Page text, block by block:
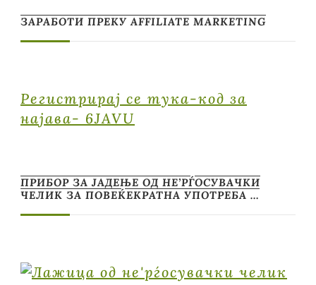
ЗАРАБОТИ ПРЕКУ AFFILIATE MARKETING
Регистрирај се тука-код за
најава- 6JAVU
ПРИБОР ЗА ЈАДЕЊЕ ОД НЕ’РЃОСУВАЧКИ
ЧЕЛИК ЗА ПОВЕЌЕКРАТНА УПОТРЕБА …